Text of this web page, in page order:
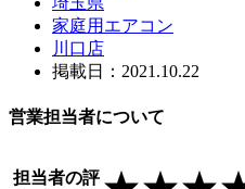
家庭用エアコン
川口店
掲載日：2021.10.22
営業担当者について
担当者の評